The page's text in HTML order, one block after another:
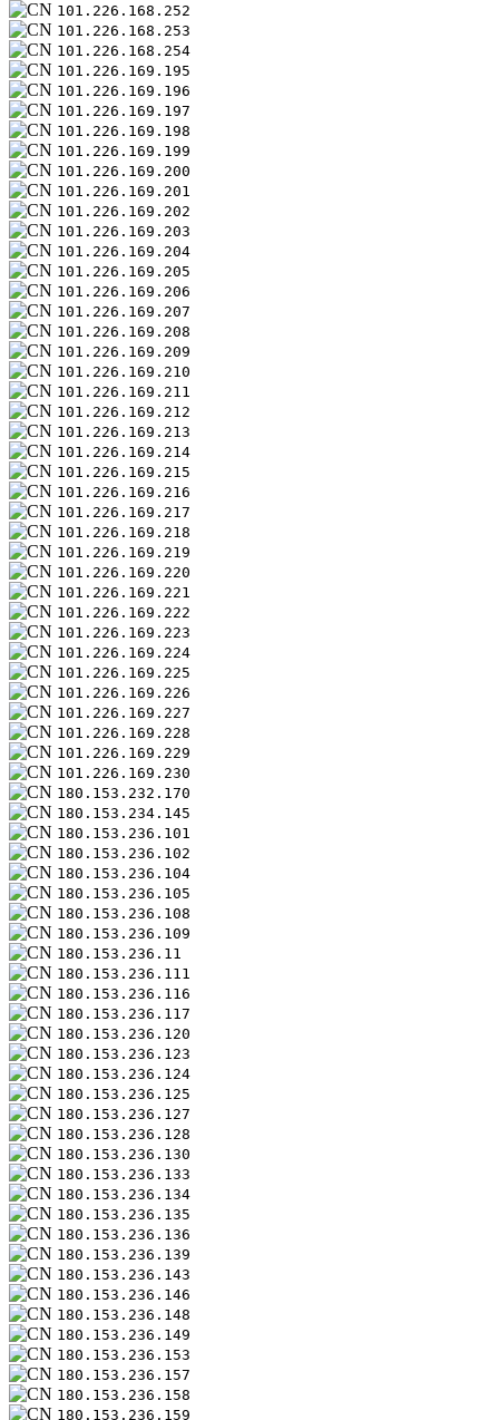
101.226.168.252
101.226.168.253
101.226.168.254
101.226.169.195
101.226.169.196
101.226.169.197
101.226.169.198
101.226.169.199
101.226.169.200
101.226.169.201
101.226.169.202
101.226.169.203
101.226.169.204
101.226.169.205
101.226.169.206
101.226.169.207
101.226.169.208
101.226.169.209
101.226.169.210
101.226.169.211
101.226.169.212
101.226.169.213
101.226.169.214
101.226.169.215
101.226.169.216
101.226.169.217
101.226.169.218
101.226.169.219
101.226.169.220
101.226.169.221
101.226.169.222
101.226.169.223
101.226.169.224
101.226.169.225
101.226.169.226
101.226.169.227
101.226.169.228
101.226.169.229
101.226.169.230
180.153.232.170
180.153.234.145
180.153.236.101
180.153.236.102
180.153.236.104
180.153.236.105
180.153.236.108
180.153.236.109
180.153.236.11
180.153.236.111
180.153.236.116
180.153.236.117
180.153.236.120
180.153.236.123
180.153.236.124
180.153.236.125
180.153.236.127
180.153.236.128
180.153.236.130
180.153.236.133
180.153.236.134
180.153.236.135
180.153.236.136
180.153.236.139
180.153.236.143
180.153.236.146
180.153.236.148
180.153.236.149
180.153.236.153
180.153.236.157
180.153.236.158
180.153.236.159